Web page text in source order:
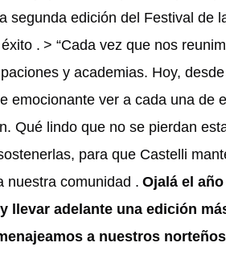
segunda edición del Festival de
. > “Cada vez que nos
y academias. Hoy,
emocionante ver a cada una de
Qué lindo que no se pierdan
para que Castelli
nuestra comunidad . Ojalá el
llevar adelante una edición
a nuestros